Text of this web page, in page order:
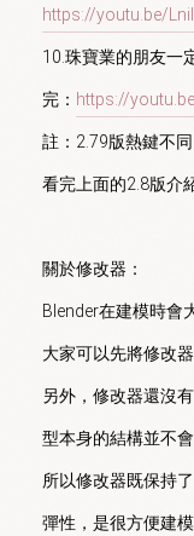
https://youtu.be/
10.珠寶業的朋友一
完： https://
註：2.79版熱鍵不
看完上面的2.8版介
關於修改器：
Blender在建模時會
大家可以先將修改
另外，修改器還沒
型本身的結構並不會
所以修改器既保持
彈性，是很方便建模